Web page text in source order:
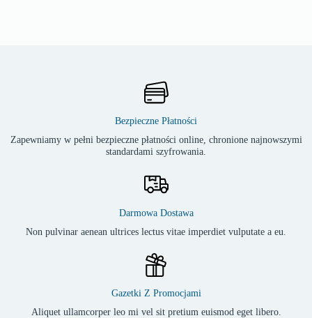
Bezpieczne Płatności
Zapewniamy w pełni bezpieczne płatności online, chronione najnowszymi
standardami szyfrowania.
Darmowa Dostawa
Non pulvinar aenean ultrices lectus vitae imperdiet vulputate a eu.
Gazetki Z Promocjami
Aliquet ullamcorper leo mi vel sit pretium euismod eget libero.